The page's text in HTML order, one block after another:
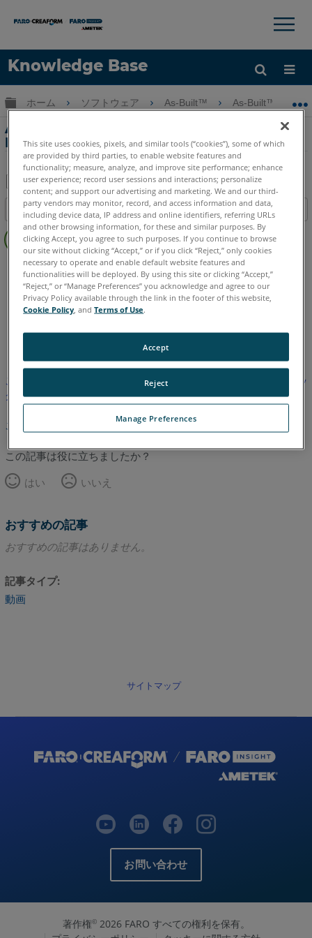
Knowledge Base
言語
ヘルプ サインイン
×
グローバル階層を展開/折りたたむ
ホーム ソフトウェア As-Built™ As-Built™ for
As-Built for AutoCAD Software概要As-
Builtトータルステーションインターフェイス
PDF
と
し
て
目次
ヘ
ッ
ー
し
As-Built AutoCAD
英語
この記事は翻訳されていません。英語版を見るにはここをクリッ
クしてください。
このページのトップへ
この記事は役に立ちましたか？
はい
いいえ
おすすめの記事
おすすめの記事はありません。
記事タイプ
動画
サイトマップ
お問い合わせ
著作権©2026 FARO すべての権利を保有。
This site uses cookies, pixels, and similar tools (“cookies”), some of which
are provided by third parties, to enable website features and
functionality; measure, analyze, and improve site performance; enhance
user experience; record user sessions and interactions; personalize
content; and support our advertising and marketing. We and our third-
party vendors may monitor, record, and access information and data,
including device data, IP address and online identifiers, referring URLs
and other browsing information, for these and similar purposes. By
clicking Accept, you agree to such purposes. If you continue to browse
our site without clicking “Accept,” or if you click “Reject,” only cookies
necessary to operate and enable default website features and
functionalities will be deployed. By using this site or clicking “Accept,”
“Reject,” or “Manage Preferences” you acknowledge and agree to our
Privacy Policy available through the link in the footer of this website,
Cookie Policy , andTerms of Use.
Manage Preferences
Reject
Accept